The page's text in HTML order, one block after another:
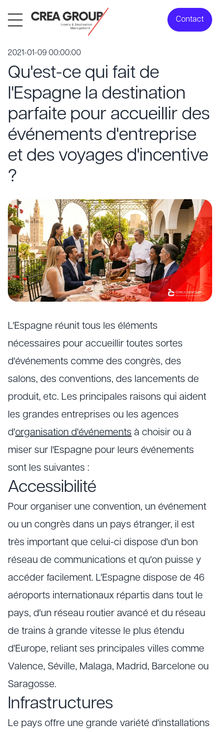
Contact
2021-01-09 00:00:00
Qu'est-ce qui fait de
l'Espagne la destination
parfaite pour accueillir des
événements d'entreprise
et des voyages d'incentive
?
L'Espagne réunit tous les éléments
nécessaires pour accueillir toutes sortes
d'événements comme des congrès, des
salons, des conventions, des lancements de
produit, etc. Les principales raisons qui aident
les grandes entreprises ou les agences
d'organisation d'événements à choisir ou à
miser sur l'Espagne pour leurs événements
sont les suivantes :
Accessibilité
Pour organiser une convention, un événement
ou un congrès dans un pays étranger, il est
très important que celui-ci dispose d'un bon
réseau de communications et qu'on puisse y
accéder facilement. L'Espagne dispose de 46
aéroports internationaux répartis dans tout le
pays, d'un réseau routier avancé et du réseau
de trains à grande vitesse le plus étendu
d'Europe, reliant ses principales villes comme
Valence, Séville, Malaga, Madrid, Barcelone ou
Saragosse.
Infrastructures
Le pays offre une grande variété d'installations